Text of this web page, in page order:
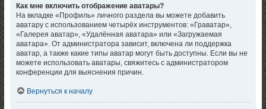
Как мне включить отображение аватары?
На вкладке «Профиль» личного раздела вы можете добавить
аватару с использованием четырёх инструментов: «Граватар»,
«Галерея аватар», «Удалённая аватара» или «Загружаемая
аватара». От администратора зависит, включена ли поддержка
аватар, а также какие типы аватар могут быть доступны. Если вы не
можете использовать аватары, свяжитесь с администратором
конференции для выяснения причин.
Вернуться к началу